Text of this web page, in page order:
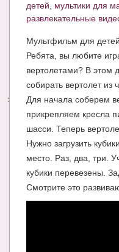
СООБЩЕСТВА
БЕРЕМЕННОСТЬ
Календарь
Энциклопедия
МАМИНА БИБЛИОТЕКА
Имена. Святцы
Энциклопедия
детей
мультики для
развлекательные
Мультфильм для
Ребята, вы любите
вертолетами? В этом
собирать вертолет из
Для начала соберем
прикрепляем кресла
шасси. Теперь
Нужно загрузить
место. Раз, два, три.
кубики перевезены.
Смотрите это